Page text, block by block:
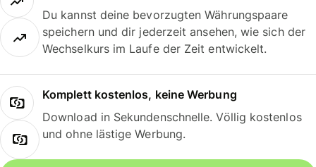
Du kannst deine bevorzugten Währungspaare
speichern und dir jederzeit ansehen, wie sich der
Wechselkurs im Laufe der Zeit entwickelt.
Komplett kostenlos, keine Werbung
Download in Sekundenschnelle. Völlig kostenlos
und ohne lästige Werbung.